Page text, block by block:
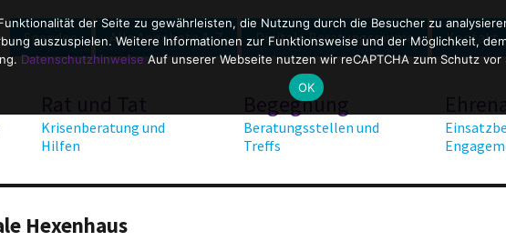
Krisenberatung und
Hilfen
Begegnung
Beratungsstellen und
Treffs
Spenden Alle Angebote A-Z Digitale Beratungsräume Kontakt
Hexenhaus
der Seite zu gewährleisten, die Nutzung durch die Besucher zu
auszuspielen. Weitere Informationen zur Funktionsweise und der Möglichkeit,
DatenschutzhinweiseAuf unserer Webseite nutzen wir reCAPTCHA zum Schutz
OK